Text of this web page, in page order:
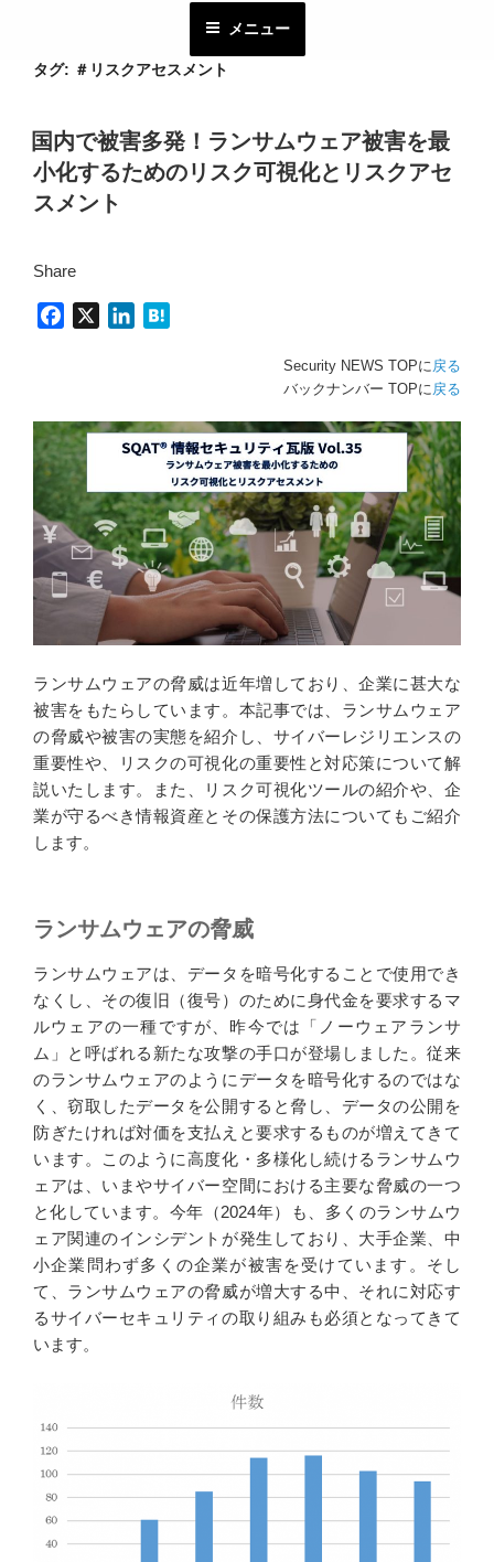
メニュー
タグ: ＃リスクアセスメント
国内で被害多発！ランサムウェア被害を最
小化するためのリスク可視化とリスクアセ
スメント
Share
b
o
o
k
e
d
n
n
a
Security NEWS TOPに 戻る
バックナンバー TOPに 戻る
ランサムウェアの脅威は近年増しており、企業に甚大な
被害をもたらしています。本記事では、ランサムウェア
の脅威や被害の実態を紹介し、サイバーレジリエンスの
重要性や、リスクの可視化の重要性と対応策について解
説いたします。また、リスク可視化ツールの紹介や、企
業が守るべき情報資産とその保護方法についてもご紹介
します。
ランサムウェアの脅威
ランサムウェアは、データを暗号化することで使用でき
なくし、その復旧（復号）のために身代金を要求するマ
ルウェアの一種ですが、昨今では「ノーウェアランサ
ム」と呼ばれる新たな攻撃の手口が登場しました。従来
のランサムウェアのようにデータを暗号化するのではな
く、窃取したデータを公開すると脅し、データの公開を
防ぎたければ対価を支払えと要求するものが増えてきて
います。このように高度化・多様化し続けるランサムウ
ェアは、いまやサイバー空間における主要な脅威の一つ
と化しています。今年（2024年）も、多くのランサムウ
ェア関連のインシデントが発生しており、大手企業、中
小企業問わず多くの企業が被害を受けています。そし
て、ランサムウェアの脅威が増大する中、それに対応す
るサイバーセキュリティの取り組みも必須となってきて
います。